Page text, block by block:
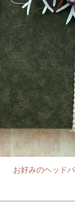
お好みのヘッド